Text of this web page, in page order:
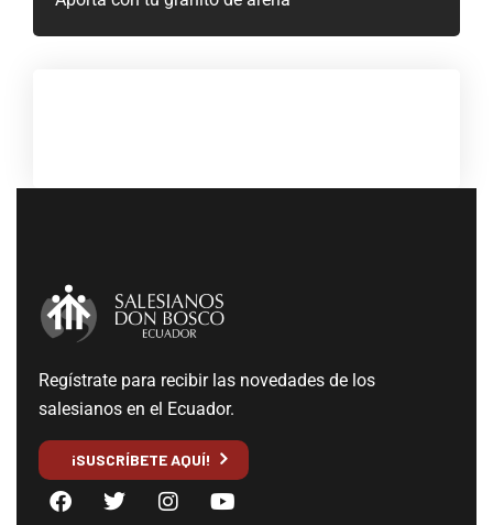
Regístrate para recibir las novedades de los
salesianos en el Ecuador.
¡SUSCRÍBETE AQUÍ!